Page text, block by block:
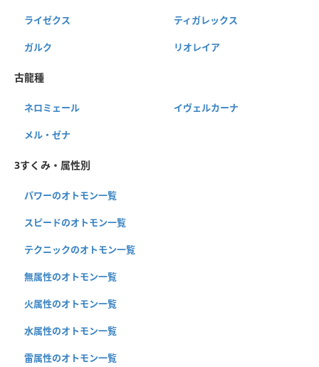
ライゼクス ティガレックス
ガルク リオレイア
古龍種
ネロミェール イヴェルカーナ
メル・ゼナ
3すくみ・属性別
パワーのオトモン一覧
スピードのオトモン一覧
テクニックのオトモン一覧
無属性のオトモン一覧
火属性のオトモン一覧
水属性のオトモン一覧
雷属性のオトモン一覧